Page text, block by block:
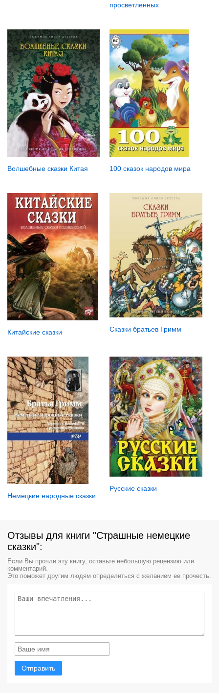
просветленных
Волшебные сказки Китая 100 сказок народов мира
Китайские сказки Сказки братьев Гримм
Немецкие народные сказки
Русские сказки
Отзывы для книги "Страшные немецкие
сказки":
Если Вы прочли эту книгу, оставьте небольшую рецензию или
комментарий.
Это поможет другим людям определиться с желанием ее прочесть.
Отправить